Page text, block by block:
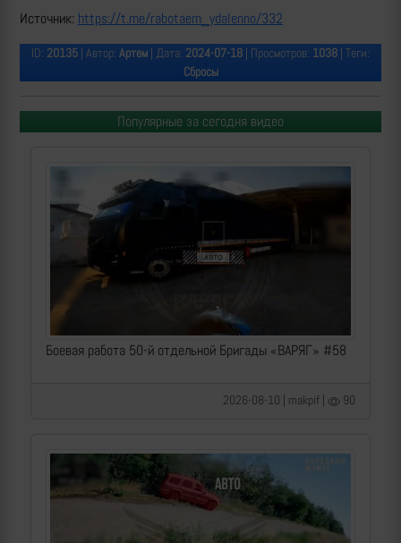
Источник: https://t.me/rabotaem_ydalenno/332
ID: 20135 | Автор: Артем | Дата: 2024-07-18 | Просмотров: 1038 | Теги:
Сбросы
Популярные за сегодня видео
Боевая работа 50-й отдельной Бригады «ВАРЯГ» #58
2026-08-10 | makpif | 90